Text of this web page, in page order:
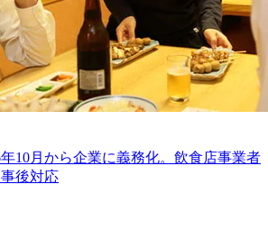
10月から企業に義務化。飲食店事業者
後対応